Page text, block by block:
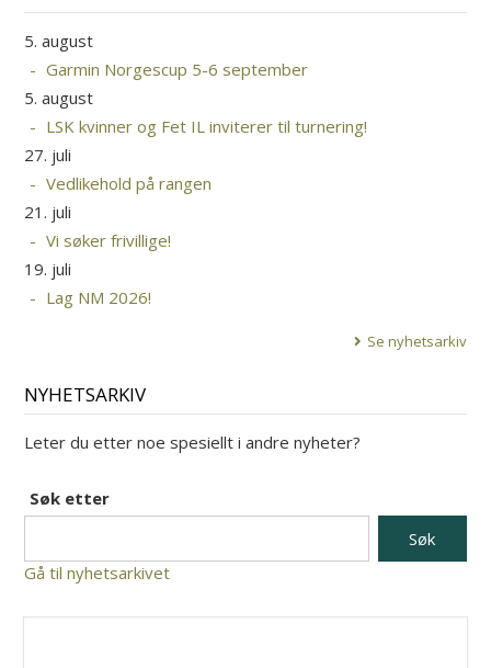
5. august
Garmin Norgescup 5-6 september
5. august
LSK kvinner og Fet IL inviterer til turnering!
27. juli
Vedlikehold på rangen
21. juli
Vi søker frivillige!
19. juli
Lag NM 2026!
Se nyhetsarkiv
NYHETSARKIV
Leter du etter noe spesiellt i andre nyheter?
Søk etter
Gå til nyhetsarkivet